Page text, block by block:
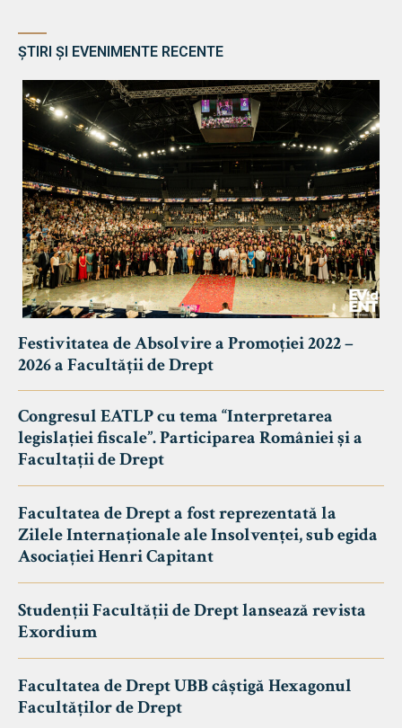
ȘTIRI ȘI EVENIMENTE RECENTE
Festivitatea de Absolvire a Promoției 2022 –
2026 a Facultății de Drept
Congresul EATLP cu tema “Interpretarea
legislației fiscale”. Participarea României și a
Facultații de Drept
Facultatea de Drept a fost reprezentată la
Zilele Internaționale ale Insolvenței, sub egida
Asociației Henri Capitant
Studenții Facultății de Drept lansează revista
Exordium
Facultatea de Drept UBB câștigă Hexagonul
Facultăților de Drept